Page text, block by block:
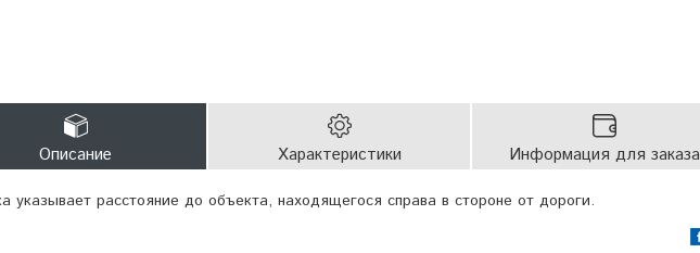
Описание Характеристики Информация для заказа
указывает расстояние до объекта, находящегося справа в стороне от дороги.